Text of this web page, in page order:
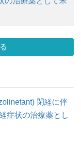
閉経に伴
症状の治療薬とし